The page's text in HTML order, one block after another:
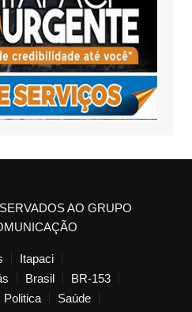
AO GRUPO
Itapaci
Brasil
BR-153
Politica
Saúde